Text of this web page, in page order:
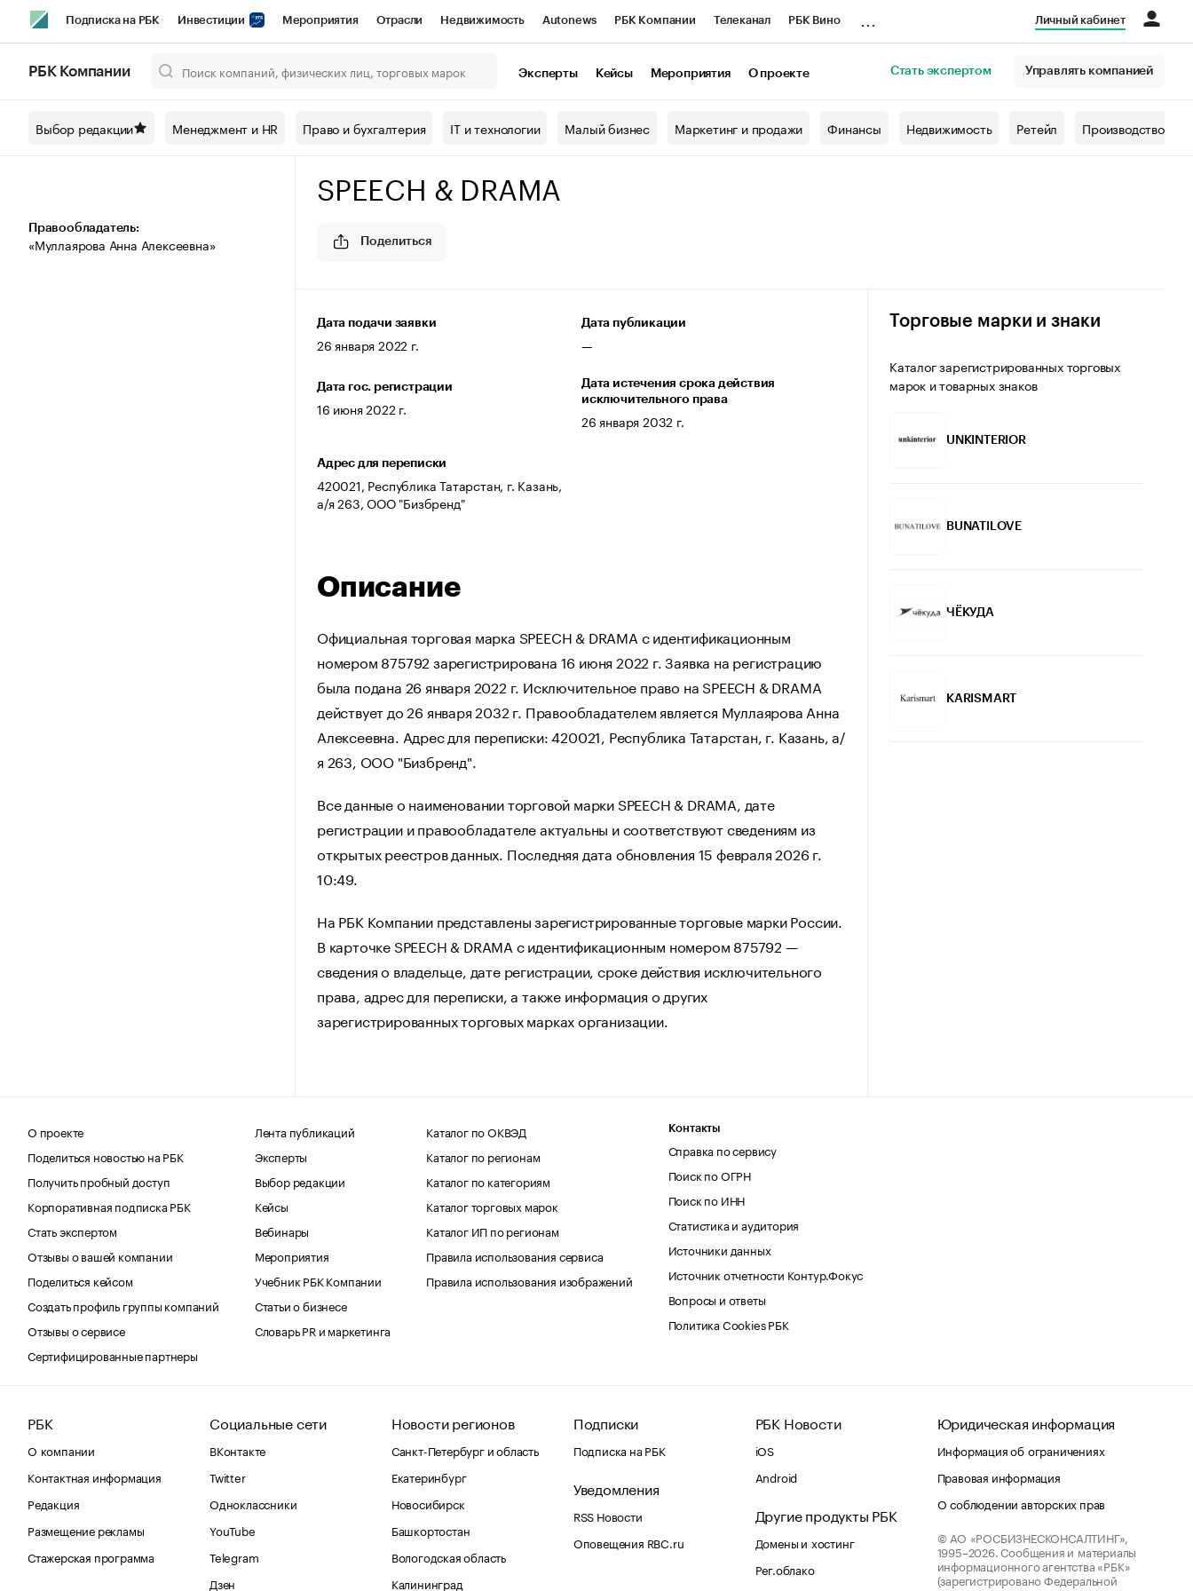
Подписка на РБК Инвестиции Мероприятия Отрасли Недвижимость Autonews РБК Компании Телеканал РБК Вино
Спецпроекты СПб Конференции СПб Спецпроекты Проверка контрагентов
Рынок наличной валюты
Личный кабинет
РБК Компании Эксперты Кейсы Мероприятия О проекте Стать экспертом Управлять компанией
Выбор редакции Менеджмент и HR Право и бухгалтерия IT и технологии Малый бизнес Маркетинг и продажи Финансы Недвижимость Ретейл Производство
Правообладатель:
«Муллаярова Анна Алексеевна»
SPEECH & DRAMA
Поделиться
Дата подачи заявки
26 января 2022 г.
Дата публикации
—
Дата гос. регистрации
16 июня 2022 г.
Дата истечения срока действия
исключительного права
26 января 2032 г.
Адрес для переписки
420021, Республика Татарстан, г. Казань,
а/я 263, ООО "Бизбренд"
Описание
Официальная торговая марка SPEECH & DRAMA с идентификационным
номером 875792 зарегистрирована 16 июня 2022 г. Заявка на регистрацию
была подана 26 января 2022 г. Исключительное право на SPEECH & DRAMA
действует до 26 января 2032 г. Правообладателем является Муллаярова Анна
Алексеевна. Адрес для переписки: 420021, Республика Татарстан, г. Казань, а/
я 263, ООО "Бизбренд".
Все данные о наименовании торговой марки SPEECH & DRAMA, дате
регистрации и правообладателе актуальны и соответствуют сведениям из
открытых реестров данных. Последняя дата обновления 15 февраля 2026 г.
10:49.
На РБК Компании представлены зарегистрированные торговые марки России.
В карточке SPEECH & DRAMA с идентификационным номером 875792 —
сведения о владельце, дате регистрации, сроке действия исключительного
права, адрес для переписки, а также информация о других
зарегистрированных торговых марках организации.
Торговые марки и знаки
Каталог зарегистрированных торговых
марок и товарных знаков
UNKINTERIOR
BUNATILOVE
ЧЁКУДА
KARISMART
О проекте
Поделиться новостью на РБК
Получить пробный доступ
Корпоративная подписка РБК
Стать экспертом
Отзывы о вашей компании
Поделиться кейсом
Создать профиль группы компаний
Отзывы о сервисе
Сертифицированные партнеры
Лента публикаций
Эксперты
Выбор редакции
Кейсы
Вебинары
Мероприятия
Учебник РБК Компании
Статьи о бизнесе
Словарь PR и маркетинга
Каталог по ОКВЭД
Каталог по регионам
Каталог по категориям
Каталог торговых марок
Каталог ИП по регионам
Правила использования сервиса
Правила использования изображений
Контакты
Справка по сервису
Поиск по ОГРН
Поиск по ИНН
Статистика и аудитория
Источники данных
Источник отчетности Контур.Фокус
Вопросы и ответы
Политика Cookies РБК
РБК
О компании
Контактная информация
Редакция
Размещение рекламы
Стажерская программа
Социальные сети
ВКонтакте
Twitter
Одноклассники
YouTube
Telegram
Дзен
Новости регионов
Санкт-Петербург и область
Екатеринбург
Новосибирск
Башкортостан
Вологодская область
Калининград
Подписки
Подписка на РБК
Уведомления
RSS Новости
Оповещения RBC.ru
РБК Новости
iOS
Android
Другие продукты РБК
Домены и хостинг
Рег.облако
Юридическая информация
Информация об ограничениях
Правовая информация
О соблюдении авторских прав
© АО «РОСБИЗНЕСКОНСАЛТИНГ»,
1995–2026. Сообщения и материалы
информационного агентства «РБК»
(зарегистрировано Федеральной